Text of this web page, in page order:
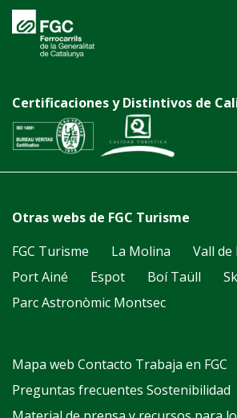
Certificaciones y Distintivos de
Otras webs de FGC Turisme
FGC Turisme
La Molina Vall
Port Ainé
Espot Boí Taüll
Parc Astronòmic Montsec
Mapa web Contacto Trabaja en FGC
Preguntas frecuentes Sostenibilidad